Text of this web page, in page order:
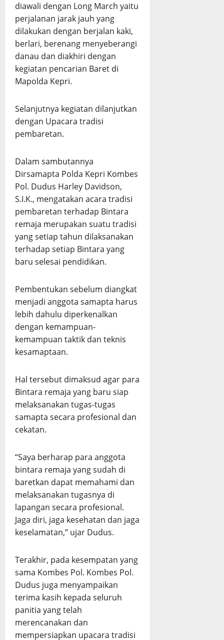
diawali dengan Long March yaitu
perjalanan jarak jauh yang
dilakukan dengan berjalan kaki,
berlari, berenang menyeberangi
danau dan diakhiri dengan
kegiatan pencarian Baret di
Mapolda Kepri.
Selanjutnya kegiatan dilanjutkan
dengan Upacara tradisi
pembaretan.
Dalam sambutannya
Dirsamapta Polda Kepri Kombes
Pol. Dudus Harley Davidson,
S.I.K., mengatakan acara tradisi
pembaretan terhadap Bintara
remaja merupakan suatu tradisi
yang setiap tahun dilaksanakan
terhadap setiap Bintara yang
baru selesai pendidikan.
Pembentukan sebelum diangkat
menjadi anggota samapta harus
lebih dahulu diperkenalkan
dengan kemampuan-
kemampuan taktik dan teknis
kesamaptaan.
Hal tersebut dimaksud agar para
Bintara remaja yang baru siap
melaksanakan tugas-tugas
samapta secara profesional dan
cekatan.
“Saya berharap para anggota
bintara remaja yang sudah di
baretkan dapat memahami dan
melaksanakan tugasnya di
lapangan secara profesional.
Jaga diri, jaga kesehatan dan jaga
keselamatan,” ujar Dudus.
Terakhir, pada kesempatan yang
sama Kombes Pol. Kombes Pol.
Dudus juga menyampaikan
terima kasih kepada seluruh
panitia yang telah
merencanakan dan
mempersiapkan upacara tradisi